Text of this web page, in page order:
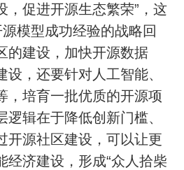
，促进开源生态繁荣”，这
模型成功经验的战略回
的建设，加快开源数据
，还要针对人工智能、
，培育一批优质的开源项
逻辑在于降低创新门槛、
开源社区建设，可以让更
经济建设，形成“众人拾柴